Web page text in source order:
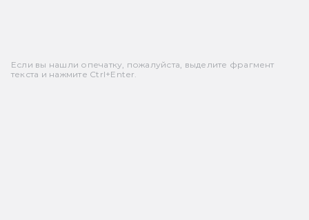
Если вы нашли опечатку, пожалуйста, выделите фрагмент
текста и нажмите Ctrl+Enter.